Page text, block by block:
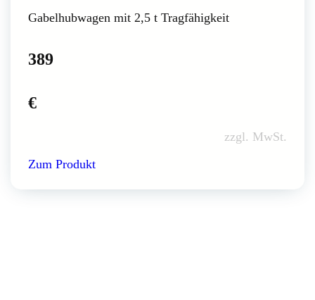
Gabelhubwagen mit 2,5 t Tragfähigkeit
389
€
zzgl. MwSt.
Zum Produkt